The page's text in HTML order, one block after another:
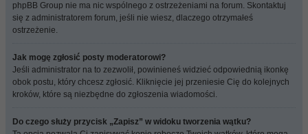
phpBB Group nie ma nic wspólnego z ostrzeżeniami na forum. Skontaktuj
się z administratorem forum, jeśli nie wiesz, dlaczego otrzymałeś
ostrzeżenie.
Jak mogę zgłosić posty moderatorowi?
Jeśli administrator na to zezwolił, powinieneś widzieć odpowiednią ikonkę
obok postu, który chcesz zgłosić. Kliknięcie jej przeniesie Cię do kolejnych
kroków, które są niezbędne do zgłoszenia wiadomości.
Do czego służy przycisk „Zapisz” w widoku tworzenia wątku?